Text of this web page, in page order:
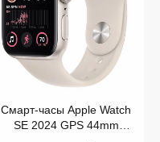
Смарт-часы Apple Watch
SE 2024 GPS 44mm